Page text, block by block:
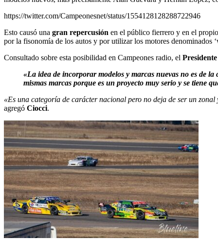
https://twitter.com/Campeonesnet/status/1554128128288722946
Esto causó una gran repercusión en el público fierrero y en el
por la fisonomía de los autos y por utilizar los motores denominados
Consultado sobre esta posibilidad en Campeones radio, el
«La idea de incorporar modelos y marcas nuevas no es de
mismas marcas porque es un proyecto muy serio y se tiene
«Es una categoría de carácter nacional pero no deja de ser un
agregó Ciocci.